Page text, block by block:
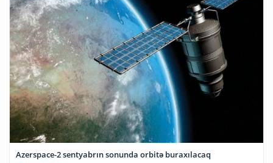
Azerspace-2 sentyabrın sonunda orbitə buraxılacaq